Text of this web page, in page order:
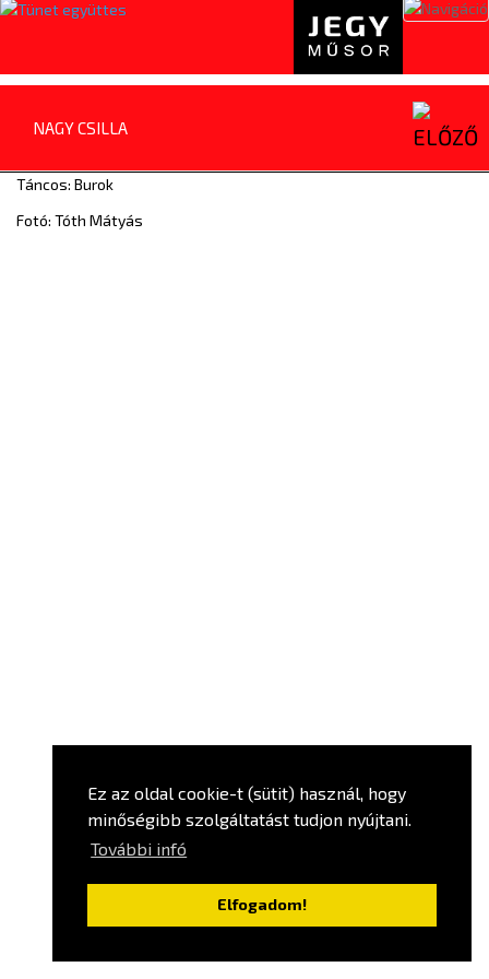
Ez az oldal cookie-t (sütit) használ, hogy
minőségibb szolgáltatást tudjon nyújtani.
További infó
Elfogadom!
NAGY CSILLA
Táncos: Burok
Fotó: Tóth Mátyás